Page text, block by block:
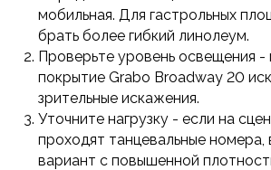
мобильная. Для гастрольных
брать более гибкий линолеум.
Проверьте уровень освещения -
покрытие Grabo Broadway 20
зрительные искажения.
Уточните нагрузку - если на
проходят танцевальные номера,
вариант с повышенной